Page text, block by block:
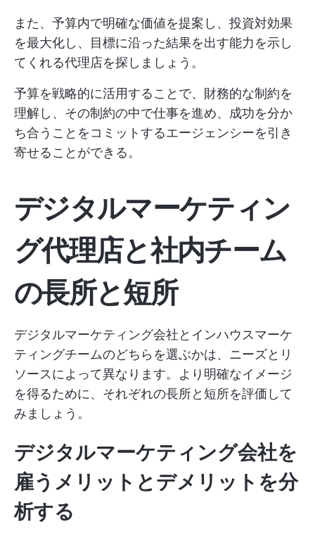
また、予算内で明確な価値を提案し、投資対効果
を最大化し、目標に沿った結果を出す能力を示し
てくれる代理店を探しましょう。
予算を戦略的に活用することで、財務的な制約を
理解し、その制約の中で仕事を進め、成功を分か
ち合うことをコミットするエージェンシーを引き
寄せることができる。
デジタルマーケティン
グ代理店と社内チーム
の長所と短所
デジタルマーケティング会社とインハウスマーケ
ティングチームのどちらを選ぶかは、ニーズとリ
ソースによって異なります。より明確なイメージ
を得るために、それぞれの長所と短所を評価して
みましょう。
デジタルマーケティング会社を
雇うメリットとデメリットを分
析する